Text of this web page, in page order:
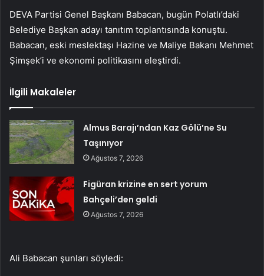
DEVA Partisi Genel Başkanı Babacan, bugün Polatlı’daki
Belediye Başkan adayı tanıtım toplantısında konuştu.
Babacan, eski meslektaşı Hazine ve Maliye Bakanı Mehmet
Şimşek’i ve ekonomi politikasını eleştirdi.
İlgili Makaleler
Almus Barajı’ndan Kaz Gölü’ne Su
Taşınıyor
Ağustos 7, 2026
Figüran krizine en sert yorum
Bahçeli’den geldi
Ağustos 7, 2026
Ali Babacan şunları söyledi: